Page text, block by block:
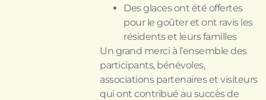
Des glaces ont été offertes
pour le goûter et ont ravis les
résidents et leurs familles
Un grand merci à l’ensemble des
participants, bénévoles,
associations partenaires et visiteurs
qui ont contribué au succès de